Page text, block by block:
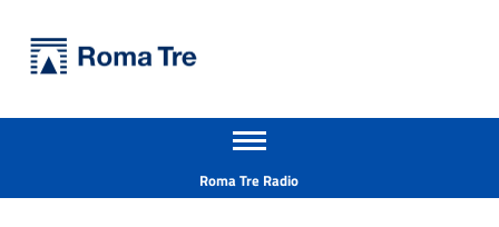
Prof. MAURO CAVALIERE insegnamenti - Università Roma Tre
Apri il menu secondario
Roma Tre Radio